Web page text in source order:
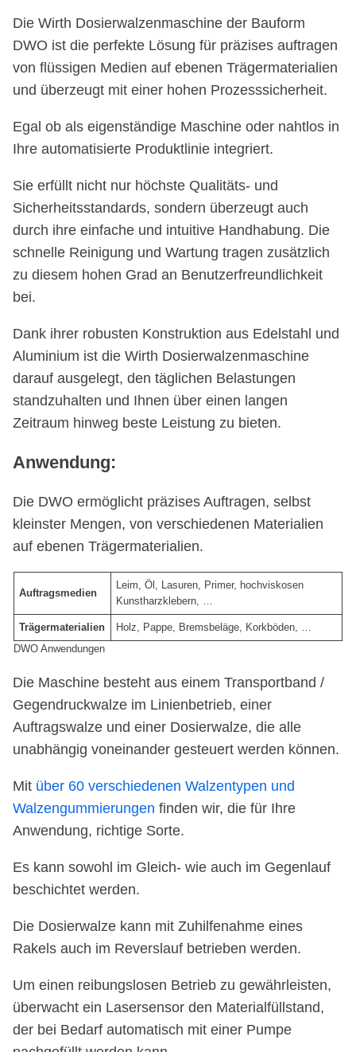
Die Wirth Dosierwalzenmaschine der Bauform
DWO ist die perfekte Lösung für präzises auftragen
von flüssigen Medien auf ebenen Trägermaterialien
und überzeugt mit einer hohen Prozesssicherheit.
Egal ob als eigenständige Maschine oder nahtlos in
Ihre automatisierte Produktlinie integriert.
Sie erfüllt nicht nur höchste Qualitäts- und
Sicherheitsstandards, sondern überzeugt auch
durch ihre einfache und intuitive Handhabung. Die
schnelle Reinigung und Wartung tragen zusätzlich
zu diesem hohen Grad an Benutzerfreundlichkeit
bei.
Dank ihrer robusten Konstruktion aus Edelstahl und
Aluminium ist die Wirth Dosierwalzenmaschine
darauf ausgelegt, den täglichen Belastungen
standzuhalten und Ihnen über einen langen
Zeitraum hinweg beste Leistung zu bieten.
Anwendung:
Die DWO ermöglicht präzises Auftragen, selbst
kleinster Mengen, von verschiedenen Materialien
auf ebenen Trägermaterialien.
Auftragsmedien
Leim, Öl, Lasuren, Primer, hochviskosen
Kunstharzklebern, …
Trägermaterialien
Holz, Pappe, Bremsbeläge, Korkböden, …
DWO Anwendungen
Die Maschine besteht aus einem Transportband /
Gegendruckwalze im Linienbetrieb, einer
Auftragswalze und einer Dosierwalze, die alle
unabhängig voneinander gesteuert werden können.
Mitüber 60 verschiedenen Walzentypen und
Walzengummierungen finden wir, die für Ihre
Anwendung, richtige Sorte.
Es kann sowohl im Gleich- wie auch im Gegenlauf
beschichtet werden.
Die Dosierwalze kann mit Zuhilfenahme eines
Rakels auch im Reverslauf betrieben werden.
Um einen reibungslosen Betrieb zu gewährleisten,
überwacht ein Lasersensor den Materialfüllstand,
der bei Bedarf automatisch mit einer Pumpe